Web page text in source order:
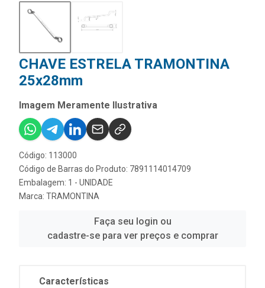
CHAVE ESTRELA TRAMONTINA
25x28mm
Imagem Meramente Ilustrativa
Código: 113000
Código de Barras do Produto: 7891114014709
Embalagem: 1 - UNIDADE
Marca: TRAMONTINA
Faça seu login ou
cadastre-se para ver preços e comprar
Características